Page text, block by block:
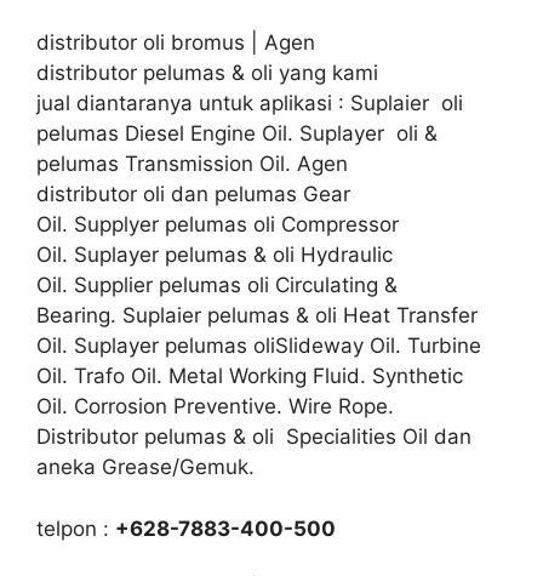
distributor oli bromus | Agen
distributor pelumas & oli yang kami
jual diantaranya untuk aplikasi : Suplaier oli
pelumas Diesel Engine Oil. Suplayer oli &
pelumas Transmission Oil. Agen
distributor oli dan pelumas Gear
Oil. Supplyer pelumas oli Compressor
Oil. Suplayer pelumas & oli Hydraulic
Oil. Supplier pelumas oli Circulating &
Bearing. Suplaier pelumas & oli Heat Transfer
Oil. Suplayer pelumas oliSlideway Oil. Turbine
Oil. Trafo Oil. Metal Working Fluid. Synthetic
Oil. Corrosion Preventive. Wire Rope.
Distributor pelumas & oli Specialities Oil dan
aneka Grease/Gemuk.
telpon : +628-7883-400-500